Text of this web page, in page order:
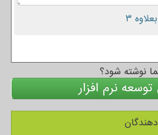
نوشته شود؟
نرم افزار